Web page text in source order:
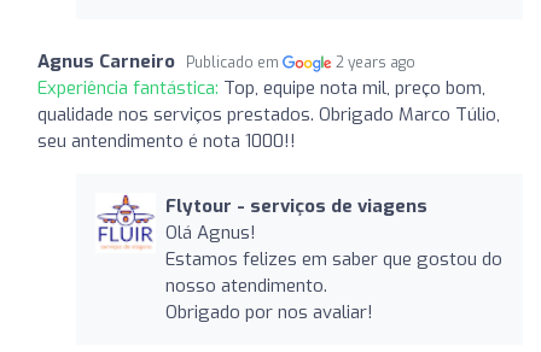
Agnus Carneiro Publicado em 2 years ago
Experiência fantástica: Top, equipe nota mil, preço bom,
qualidade nos serviços prestados. Obrigado Marco Túlio,
seu antendimento é nota 1000!!
Flytour - serviços de viagens
Olá Agnus!
Estamos felizes em saber que gostou do
nosso atendimento.
Obrigado por nos avaliar!